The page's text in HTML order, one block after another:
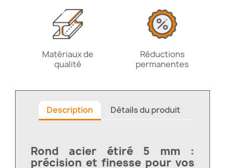
Matériaux de
qualité
Réductions
permanentes
Description Détails du produit
Rond acier étiré 5 mm :
précision et finesse pour vos